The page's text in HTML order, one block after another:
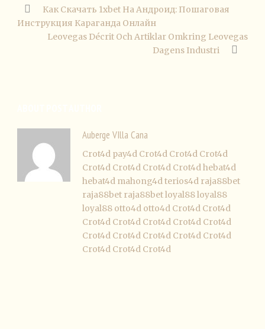
Как Скачать 1xbet На Андроид: Пошаговая
Инструкция Караганда Онлайн
Leovegas Décrit Och Artiklar Omkring Leovegas
Dagens Industri
Auberge VIlla Cana
Crot4d pay4d Crot4d Crot4d Crot4d
Crot4d Crot4d Crot4d Crot4dhebat4d
hebat4d mahong4dterios4d raja88bet
raja88bet raja88betloyal88loyal88
loyal88 otto4d otto4d Crot4d Crot4d
Crot4d Crot4d Crot4d Crot4d Crot4d
Crot4d Crot4d Crot4d Crot4d Crot4d
Crot4d Crot4d Crot4d